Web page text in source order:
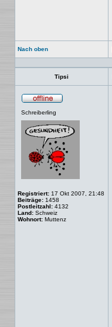
Nach oben
Tipsi
Schreiberling
Registriert: 17 Okt 2007, 21:48
Beiträge: 1458
Postleitzahl: 4132
Land: Schweiz
Wohnort: Muttenz